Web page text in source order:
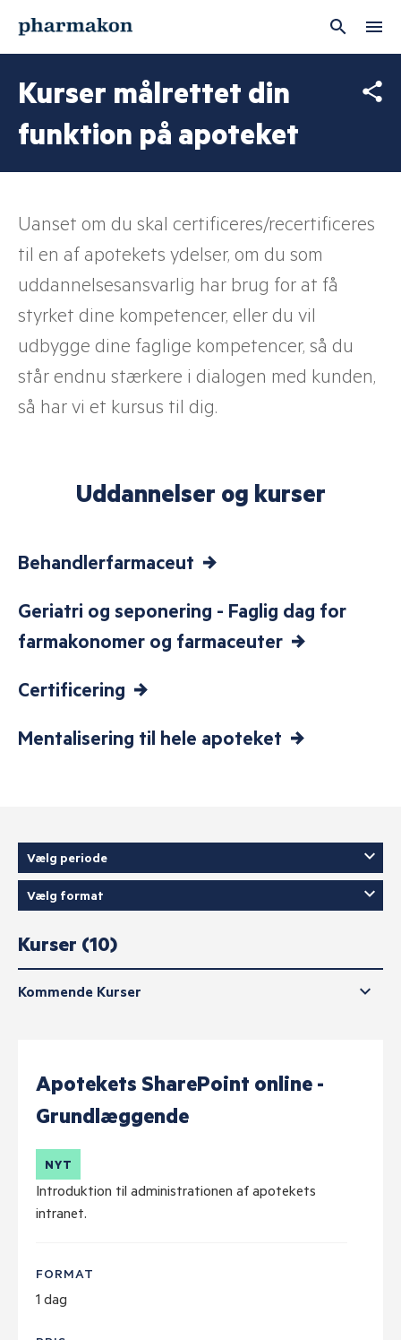
Husk mig
LOG IND
Kurser målrettet din
funktion på apoteket
Uanset om du skal certificeres/recertificeres
til en af apotekets ydelser, om du som
uddannelsesansvarlig har brug for at få
styrket dine kompetencer, eller du vil
udbygge dine faglige kompetencer, så du
står endnu stærkere i dialogen med kunden,
så har vi et kursus til dig.
Uddannelser og kurser
Behandlerfarmaceut
Geriatri og seponering - Faglig dag for
farmakonomer og farmaceuter
Certificering
Mentalisering til hele apoteket
Vælg periode
Vælg format
Kurser (10)
Kommende Kurser
Apotekets SharePoint online -
Grundlæggende
NYT
Introduktion til administrationen af apotekets
intranet.
FORMAT
1 dag